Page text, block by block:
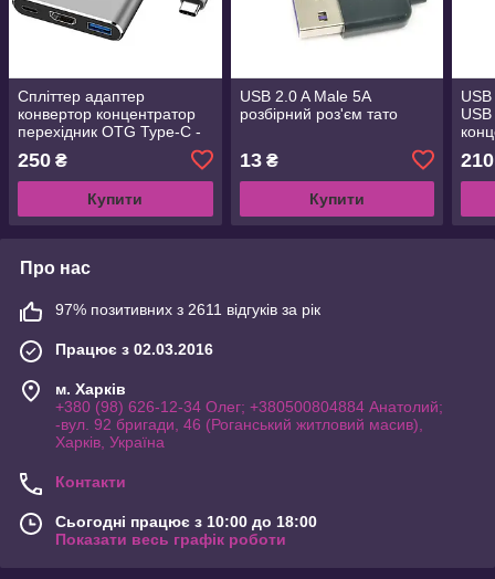
Спліттер адаптер
конвертор концентратор
перехідник OTG Type-C -
250 ₴
Купити
USB 2.0 A Male 5А
розбірний роз'єм тато
13₴
Купити
210
Про нас
97% позитивних з 2611 відгуків за рік
Працює з 02.03.2016
м. Харків
+380 (98) 626-12-34 Олег; +380500804884 Анатолий;
-вул. 92 бригади, 46 (Роганський житловий масив),
Харків, Україна
Контакти
Сьогодні працює з 10:00 до 18:00
Показати весь графік роботи